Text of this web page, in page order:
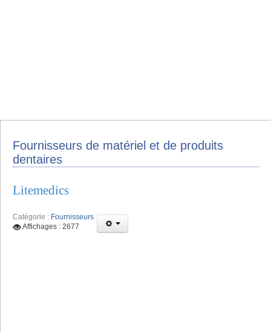
Fournisseurs de matériel et de produits
dentaires
Litemedics
Catégorie : Fournisseurs
Affichages : 2677